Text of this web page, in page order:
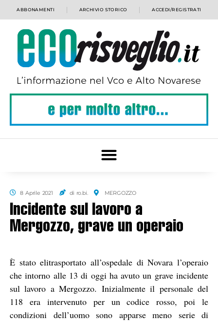
ABBONAMENTI ARCHIVIO STORICO ACCEDI/REGISTRATI
8 Aprile 2021 di ro.bi. MERGOZZO
Incidente sul lavoro a
Mergozzo, grave un operaio
È stato elitrasportato all’ospedale di Novara l’operaio
che intorno alle 13 di oggi ha avuto un grave incidente
sul lavoro a Mergozzo. Inizialmente il personale del
118 era intervenuto per un codice rosso, poi le
condizioni dell’uomo sono apparse meno serie di